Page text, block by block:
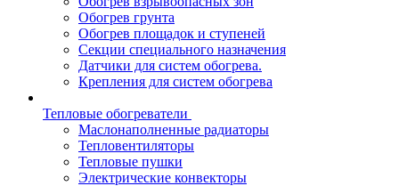
Обогрев грунта
Обогрев площадок и ступеней
Секции специального назначения
Датчики для систем обогрева.
Крепления для систем обогрева
Тепловые обогреватели
Маслонаполненные радиаторы
Тепловентиляторы
Тепловые пушки
Электрические конвекторы